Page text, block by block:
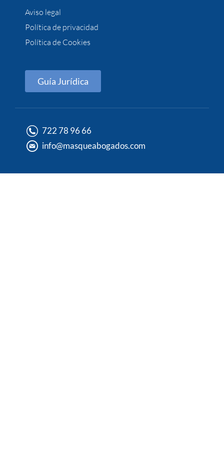
Aviso legal
Política de privacidad
Política de Cookies
Guía Jurídica
722 78 96 66
info@masqueabogados.com